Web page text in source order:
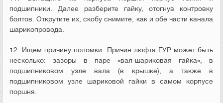
подшипники. Далее разберите гайку, отогнув контровку
болтов. Открутите их, скобу снимите, как и обе части канала
шарикопровода.
12. Ищем причину поломки. Причин люфта ГУР может быть
несколько: зазоры в паре «вал-шариковая гайка», в
подшипниковом узле вала (в крышке), а также в
подшипниковом узле шариковой гайки в самом корпусе
поршня.